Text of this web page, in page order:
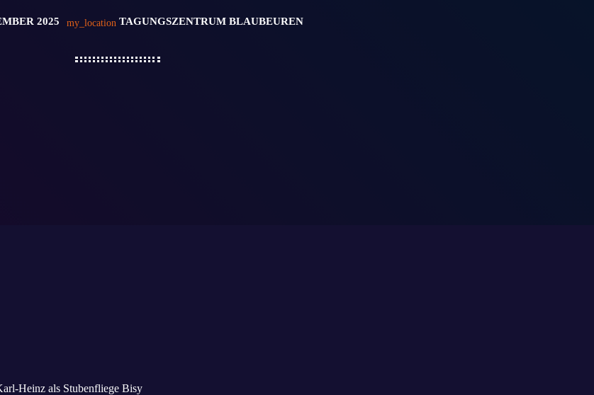
2025 my_location TAGUNGSZENTRUM BLAUBEUREN
Heinz als Stubenfliege Bisy